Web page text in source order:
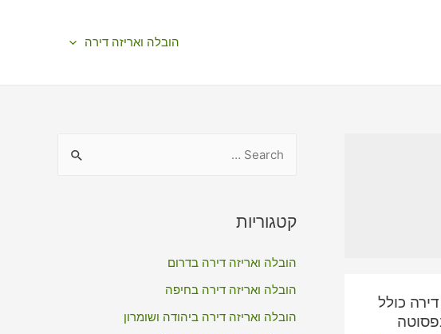
הובלה ואריזה דירה
כולל
r
h
f
o
קטגוריות
הובלה ואריזה דירה בדרום
הובלה ואריזה דירה בחיפה
הובלה ואריזה דירה ביהודה ושומרון